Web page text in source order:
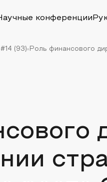
конференции
(93) Роль финансового